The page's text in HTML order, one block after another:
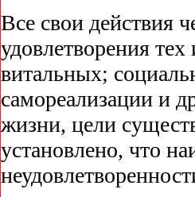
Все свои действия
удовлетворения
витальных;
самореализации и
жизни, цели
установлено, что